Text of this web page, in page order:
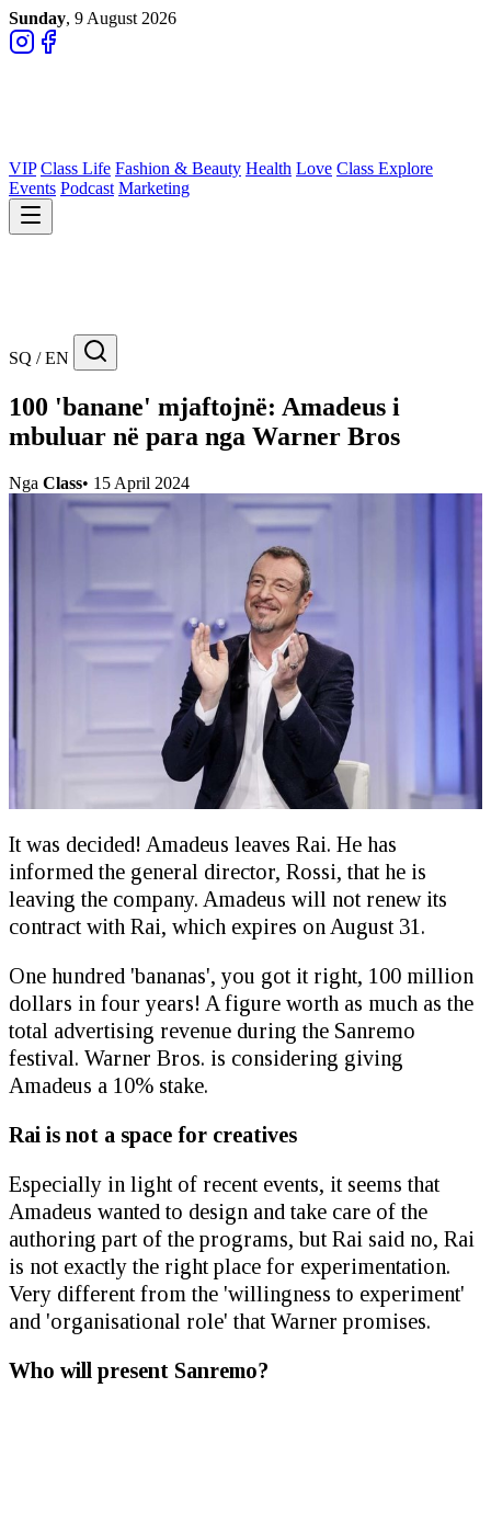
Sunday, 9 August 2026
VIP Class Life Fashion & Beauty Health Love Class Explore
Events Podcast Marketing
SQ / EN
100 'banane' mjaftojnë: Amadeus i
mbuluar në para nga Warner Bros
Nga Class• 15 April 2024
It was decided! Amadeus leaves Rai. He has
informed the general director, Rossi, that he is
leaving the company. Amadeus will not renew its
contract with Rai, which expires on August 31.
One hundred 'bananas', you got it right, 100 million
dollars in four years! A figure worth as much as the
total advertising revenue during the Sanremo
festival. Warner Bros. is considering giving
Amadeus a 10% stake.
Rai is not a space for creatives
Especially in light of recent events, it seems that
Amadeus wanted to design and take care of the
authoring part of the programs, but Rai said no, Rai
is not exactly the right place for experimentation.
Very different from the 'willingness to experiment'
and 'organisational role' that Warner promises.
Who will present Sanremo?